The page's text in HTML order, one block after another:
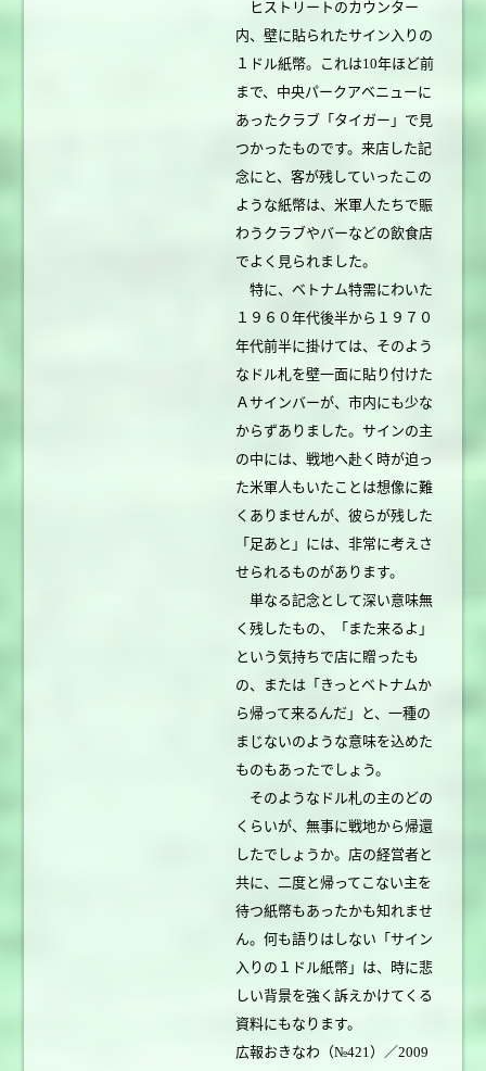
ヒストリートのカウンター
内、壁に貼られたサイン入りの
１ドル紙幣。これは10年ほど前
まで、中央パークアベニューに
あったクラブ「タイガー」で見
つかったものです。来店した記
念にと、客が残していったこの
ような紙幣は、米軍人たちで賑
わうクラブやバーなどの飲食店
でよく見られました。
特に、ベトナム特需にわいた
１９６０年代後半から１９７０
年代前半に掛けては、そのよう
なドル札を壁一面に貼り付けた
Ａサインバーが、市内にも少な
からずありました。サインの主
の中には、戦地へ赴く時が迫っ
た米軍人もいたことは想像に難
くありませんが、彼らが残した
「足あと」には、非常に考えさ
せられるものがあります。
単なる記念として深い意味無
く残したもの、「また来るよ」
という気持ちで店に贈ったも
の、または「きっとベトナムか
ら帰って来るんだ」と、一種の
まじないのような意味を込めた
ものもあったでしょう。
そのようなドル札の主のどの
くらいが、無事に戦地から帰還
したでしょうか。店の経営者と
共に、二度と帰ってこない主を
待つ紙幣もあったかも知れませ
ん。何も語りはしない「サイン
入りの１ドル紙幣」は、時に悲
しい背景を強く訴えかけてくる
資料にもなります。
広報おきなわ（№421）／2009